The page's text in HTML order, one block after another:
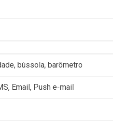
bússola, barômetro
Email, Push e-mail